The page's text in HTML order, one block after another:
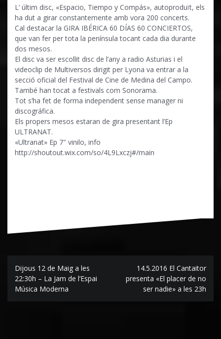
L’ últim disc, «Espacio, Tiempo y Compás», autoproduït, els
ha dut a girar constantemente amb vora 200 concerts.
Cal destacar la GIRA IBÉRICA 60 DÍAS 60 CONCIERTOS,
que van fer per tota la península tocant cada dia durante
dos mesos.
El disc va ser escollit disc de l’any a radio Asturias i el
videoclip de Multiversos dirigit per Lyona va entrar a la
secció oficial del Festival de Cine de Medina del Campo.
També han tocat a festivals com Sonorama.
Tot s’ha fet de forma independent sense manager ni
discográfica.
Els propers mesos estaran de gira presentant l’Ep
ULTRANAT.
«Ultranat» Ep 7″ vinilo, info
http://shoutout.wix.com/so/4L9Lxczj#/main
Navegación
de
entradas
Dijous 12 de Maig a les
22:30h – La Jam de l’Espai
Música Moderna
14.5.2016 El Cantaitor
presenta «El placer de no
ser nadie» a les 23h